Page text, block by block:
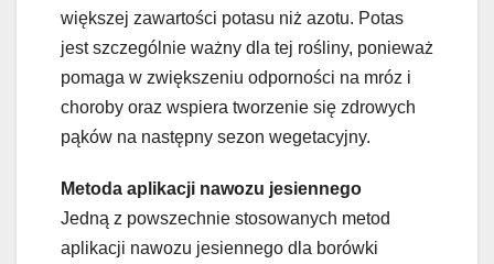
większej zawartości potasu niż azotu. Potas
jest szczególnie ważny dla tej rośliny, ponieważ
pomaga w zwiększeniu odporności na mróz i
choroby oraz wspiera tworzenie się zdrowych
pąków na następny sezon wegetacyjny.
Metoda aplikacji nawozu jesiennego
Jedną z powszechnie stosowanych metod
aplikacji nawozu jesiennego dla borówki